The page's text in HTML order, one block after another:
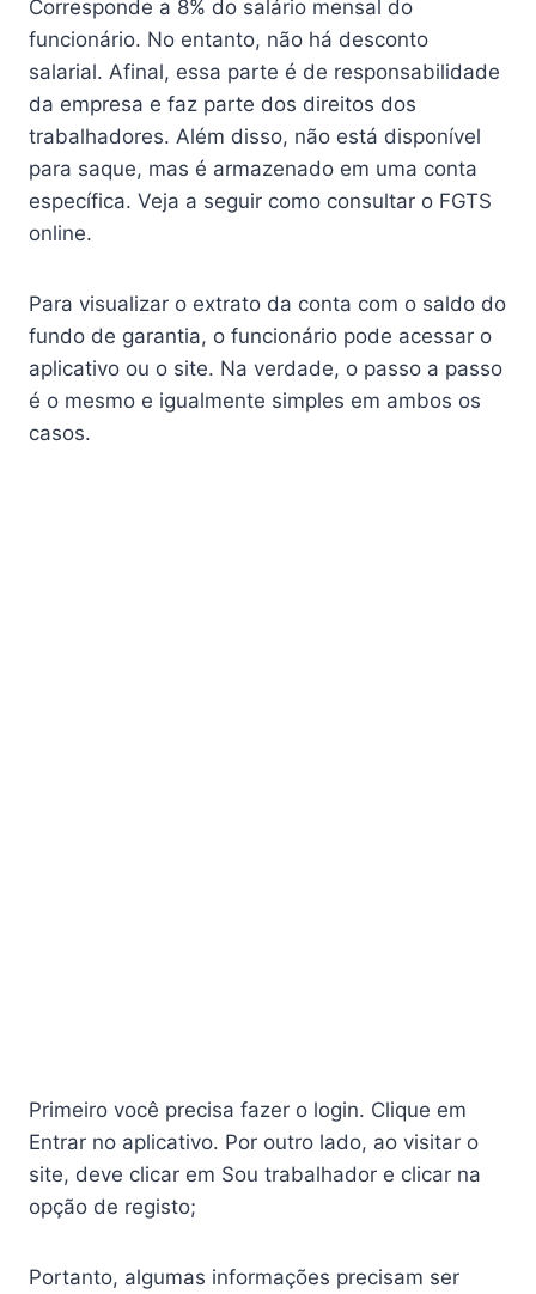
Corresponde a 8% do salário mensal do
funcionário. No entanto, não há desconto
salarial. Afinal, essa parte é de responsabilidade
da empresa e faz parte dos direitos dos
trabalhadores. Além disso, não está disponível
para saque, mas é armazenado em uma conta
específica. Veja a seguir como consultar o FGTS
online.
Para visualizar o extrato da conta com o saldo do
fundo de garantia, o funcionário pode acessar o
aplicativo ou o site. Na verdade, o passo a passo
é o mesmo e igualmente simples em ambos os
casos.
Primeiro você precisa fazer o login. Clique em
Entrar no aplicativo. Por outro lado, ao visitar o
site, deve clicar em Sou trabalhador e clicar na
opção de registo;
Portanto, algumas informações precisam ser